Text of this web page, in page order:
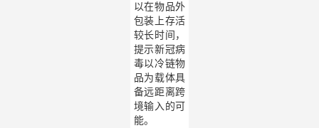
以在物品外
包装上存活
较长时间，
提示新冠病
毒以冷链物
品为载体具
备远距离跨
境输入的可
能。